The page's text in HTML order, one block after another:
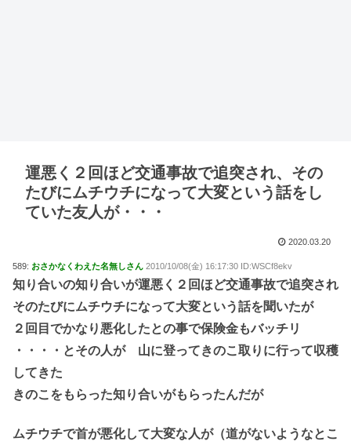
運悪く２回ほど交通事故で追突され、その
たびにムチウチになって大変という話をし
ていた友人が・・・
2020.03.20
589: おさかなくわえた名無しさん 2010/10/08(金) 16:17:30 ID:WSCf8ekv
知り合いの知り合いが運悪く２回ほど交通事故で追突され
そのたびにムチウチになって大変という話を聞いたが
２回目でかなり悪化したとの事で保険金もバッチリ
・・・・とその人が 山に登ってきのこ取りに行って収穫
してきた
きのこをもらった知り合いがもらったんだが
ムチウチで首が悪化して大変な人が（道がないようなとこ